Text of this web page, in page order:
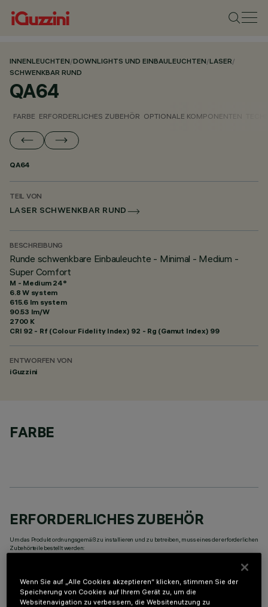
INNENLEUCHTEN/DOWNLIGHTS UND EINBAULEUCHTEN/LASER/
SCHWENKBAR RUND
QA64
FARBE ERFORDERLICHES ZUBEHÖR OPTIONALE KOMPONENTEN
QA64
TEIL VON
LASER SCHWENKBAR RUND
BESCHREIBUNG
Runde schwenkbare Einbauleuchte - Minimal - Medium -
Super Comfort
M - Medium 24°
6.8 W system
615.6 lm system
90.53 lm/W
2700 K
CRI 92 - Rf (Colour Fidelity Index) 92 - Rg (Gamut Index) 99
ENTWORFEN VON
iGuzzini
FARBE
ERFORDERLICHES ZUBEHÖR
Um das Produkt ordnungsgemäß zu installieren und zu betreiben, muss eines der erforderlichen
Zubehörteile bestellt werden:
Wenn Sie auf „Alle Cookies akzeptieren“ klicken, stimmen Sie der
Speicherung von Cookies auf Ihrem Gerät zu, um die
Websitenavigation zu verbessern, die Websitenutzung zu